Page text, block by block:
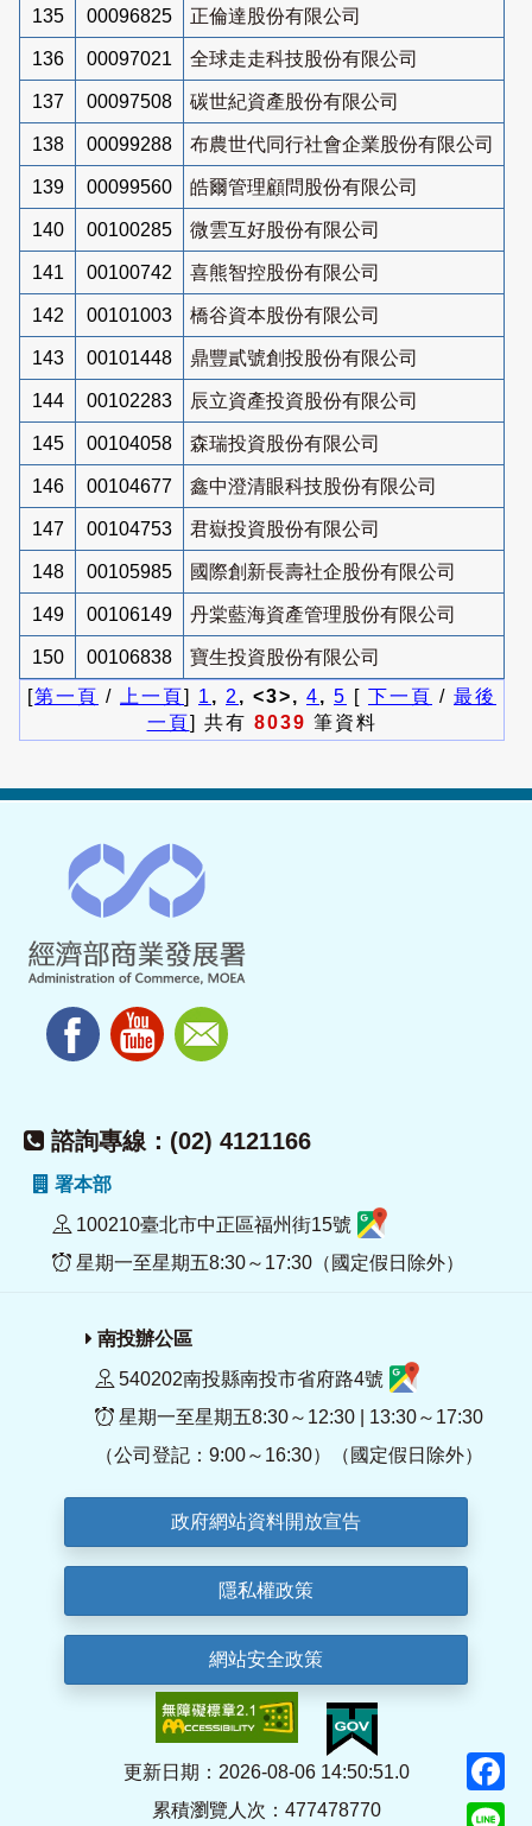
135 00096825 正倫達股份有限公司
136 00097021 全球走走科技股份有限公司
137 00097508 碳世紀資產股份有限公司
138 00099288 布農世代同行社會企業股份有限公司
139 00099560 皓爾管理顧問股份有限公司
140 00100285 微雲互好股份有限公司
141 00100742 喜熊智控股份有限公司
142 00101003 橋谷資本股份有限公司
143 00101448 鼎豐貳號創投股份有限公司
144 00102283 辰立資產投資股份有限公司
145 00104058 森瑞投資股份有限公司
146 00104677 鑫中澄清眼科技股份有限公司
147 00104753 君嶽投資股份有限公司
148 00105985 國際創新長壽社企股份有限公司
149 00106149 丹棠藍海資產管理股份有限公司
150 00106838
寶生投資股份有限公司
[第一頁 / 上一頁] 1 , 2 , <3>, 4, 5 [ 下一頁 / 最後
一頁] 共有 8039 筆資料
諮詢專線：(02) 4121166
署本部
100210臺北市中正區福州街15號
星期一至星期五8:30～17:30（國定假日除外）
南投辦公區
540202南投縣南投市省府路4號
星期一至星期五8:30～12:30 | 13:30～17:30
（公司登記：9:00～16:30）（國定假日除外）
政府網站資料開放宣告
隱私權政策
網站安全政策
更新日期：2026-08-06 14:50:51.0
累積瀏覽人次：477478770